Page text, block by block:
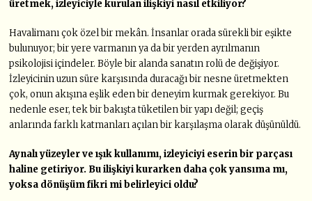
üretmek, izleyiciyle kurulan ilişkiyi nasıl etkiliyor?
Havalimanı çok özel bir mekân. İnsanlar orada sürekli bir eşikte
bulunuyor; bir yere varmanın ya da bir yerden ayrılmanın
psikolojisi içindeler. Böyle bir alanda sanatın rolü de değişiyor.
İzleyicinin uzun süre karşısında duracağı bir nesne üretmekten
çok, onun akışına eşlik eden bir deneyim kurmak gerekiyor. Bu
nedenle eser, tek bir bakışta tüketilen bir yapı değil; geçiş
anlarında farklı katmanları açılan bir karşılaşma olarak düşünüldü.
Aynalı yüzeyler ve ışık kullanımı, izleyiciyi eserin bir parçası
haline getiriyor. Bu ilişkiyi kurarken daha çok yansıma mı,
yoksa dönüşüm fikri mi belirleyici oldu?